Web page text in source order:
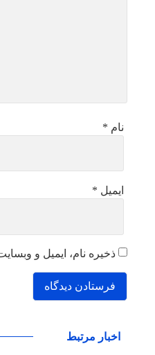
نام *
ایمیل *
ذخیره نام، ایمیل و
اخبار مرتبط